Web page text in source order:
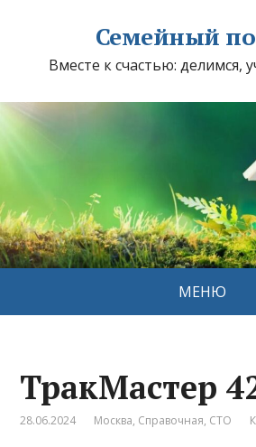
Семейный
Вместе к счастью: делимся,
МЕНЮ
ТракМастер
28.06.2024 Москва, Справочная, СТО